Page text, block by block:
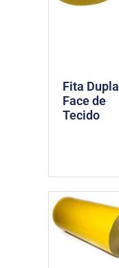
Fita Dupla
Face de
Tecido